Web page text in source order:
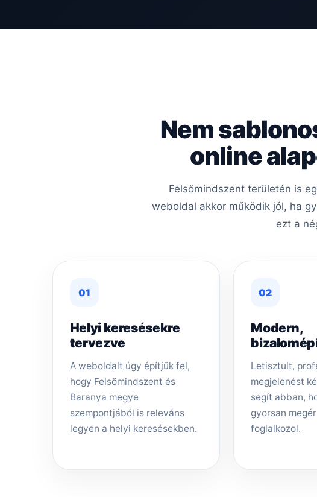
Nem
online
Felsőmindszent területén is
weboldal akkor működik jól, ha
ezt a
01
Helyi keresésekre
tervezve
A weboldalt úgy építjük fel,
hogy Felsőmindszent és
Baranya megye
szempontjából is releváns
legyen a helyi keresésekben.
02
Modern,
Letisztult,
megjelenést
segít abban,
gyorsan
foglalkozol.